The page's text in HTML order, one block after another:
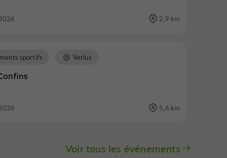
2,9 km
sportifs Verlus
5,6 km
Voir tous les événements